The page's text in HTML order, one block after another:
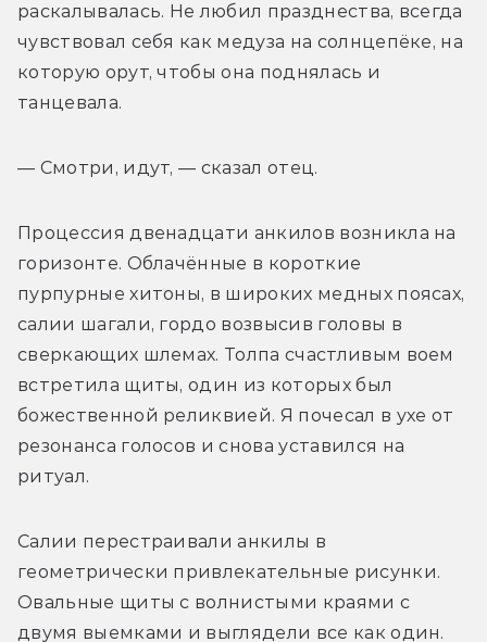
раскалывалась. Не любил празднества, всегда
чувствовал себя как медуза на солнцепёке, на
которую орут, чтобы она поднялась и
танцевала.
— Смотри, идут, — сказал отец.
Процессия двенадцати анкилов возникла на
горизонте. Облачённые в короткие
пурпурные хитоны, в широких медных поясах,
салии шагали, гордо возвысив головы в
сверкающих шлемах. Толпа счастливым воем
встретила щиты, один из которых был
божественной реликвией. Я почесал в ухе от
резонанса голосов и снова уставился на
ритуал.
Салии перестраивали анкилы в
геометрически привлекательные рисунки.
Овальные щиты с волнистыми краями с
двумя выемками и выглядели все как один.